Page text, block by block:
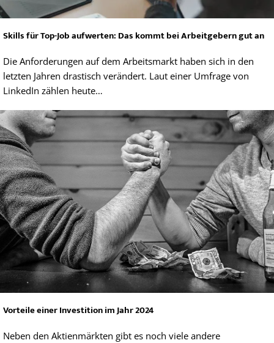
Skills für Top-Job aufwerten: Das kommt bei Arbeitgebern gut an
Die Anforderungen auf dem Arbeitsmarkt haben sich in den
letzten Jahren drastisch verändert. Laut einer Umfrage von
LinkedIn zählen heute…
Vorteile einer Investition im Jahr 2024
Neben den Aktienmärkten gibt es noch viele andere